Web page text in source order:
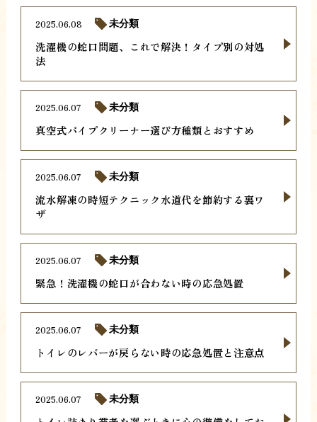
洗濯機の蛇口問題、これで解決！タイプ別の対処
法
2025.06.08 未分類
真空式パイプクリーナー選び方種類とおすすめ
2025.06.07 未分類
流水解凍の時短テクニック水道代を節約する裏ワ
ザ
2025.06.07 未分類
緊急！洗濯機の蛇口が合わない時の応急処置
2025.06.07 未分類
トイレのレバーが戻らない時の応急処置と注意点
2025.06.07 未分類
2025.06.07 未分類